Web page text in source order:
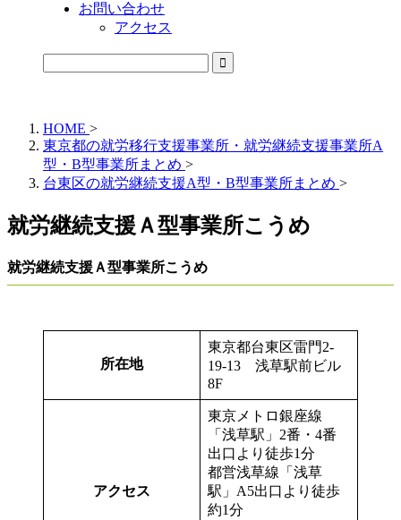
お問い合わせ
アクセス
HOME >
東京都の就労移行支援事業所・就労継続支援事業所A
型・B型事業所まとめ >
台東区の就労継続支援A型・B型事業所まとめ >
就労継続支援Ａ型事業所こうめ
就労継続支援Ａ型事業所こうめ
所在地
東京都台東区雷門2-
19-13 浅草駅前ビル
8F
アクセス
東京メトロ銀座線
「浅草駅」2番・4番
出口より徒歩1分
都営浅草線「浅草
駅」A5出口より徒歩
約1分